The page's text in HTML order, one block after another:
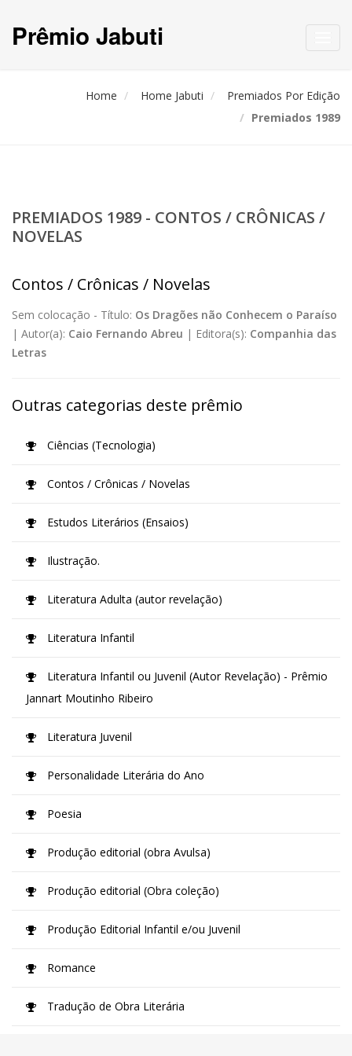
Prêmio Jabuti
Home Home Jabuti
Premiados Por Edição
Premiados 1989
PREMIADOS 1989 - CONTOS / CRÔNICAS /
NOVELAS
Contos / Crônicas / Novelas
Sem colocação - Título: Os Dragões não Conhecem o Paraíso
| Autor(a): Caio Fernando Abreu | Editora(s): Companhia das
Letras
Outras categorias deste prêmio
Ciências (Tecnologia)
Contos / Crônicas / Novelas
Estudos Literários (Ensaios)
Ilustração.
Literatura Adulta (autor revelação)
Literatura Infantil
Literatura Infantil ou Juvenil (Autor Revelação) - Prêmio
Jannart Moutinho Ribeiro
Literatura Juvenil
Personalidade Literária do Ano
Poesia
Produção editorial (obra Avulsa)
Produção editorial (Obra coleção)
Produção Editorial Infantil e/ou Juvenil
Romance
Tradução de Obra Literária